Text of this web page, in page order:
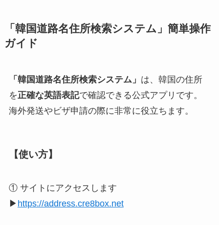
「韓国道路名住所検索システム」簡単操作
ガイド
「韓国道路名住所検索システム」 は、韓国の住所
を正確な英語表記で確認できる公式アプリです。
海外発送やビザ申請の際に非常に役立ちます。
【使い方】
① サイトにアクセスします
▶ https://address.cre8box.net